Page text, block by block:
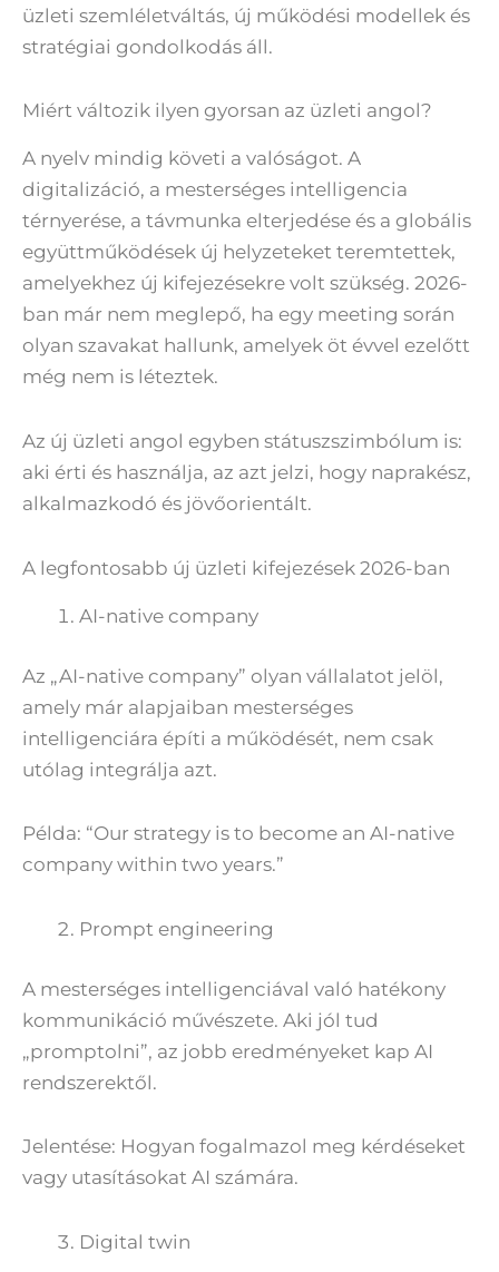
üzleti szemléletváltás, új működési modellek és
stratégiai gondolkodás áll.
Miért változik ilyen gyorsan az üzleti angol?
A nyelv mindig követi a valóságot. A
digitalizáció, a mesterséges intelligencia
térnyerése, a távmunka elterjedése és a globális
együttműködések új helyzeteket teremtettek,
amelyekhez új kifejezésekre volt szükség. 2026-
ban már nem meglepő, ha egy meeting során
olyan szavakat hallunk, amelyek öt évvel ezelőtt
még nem is léteztek.
Az új üzleti angol egyben státuszszimbólum is:
aki érti és használja, az azt jelzi, hogy naprakész,
alkalmazkodó és jövőorientált.
A legfontosabb új üzleti kifejezések 2026-ban
AI-native company
Az „AI-native company” olyan vállalatot jelöl,
amely már alapjaiban mesterséges
intelligenciára építi a működését, nem csak
utólag integrálja azt.
Példa: “Our strategy is to become an AI-native
company within two years.”
Prompt engineering
A mesterséges intelligenciával való hatékony
kommunikáció művészete. Aki jól tud
„promptolni”, az jobb eredményeket kap AI
rendszerektől.
Jelentése: Hogyan fogalmazol meg kérdéseket
vagy utasításokat AI számára.
Digital twin